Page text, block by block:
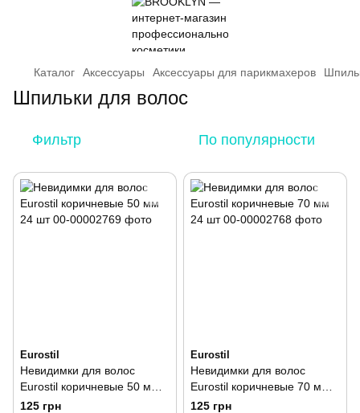
Каталог Аксессуары Аксессуары для парикмахеров
Шпильки для волос
Фильтр По популярности
Eurostil
Невидимки для волос
Eurostil коричневые 50 мм
24 шт
125 грн
Eurostil
Невидимки для волос
Eurostil коричневые 70 мм
24 шт
125 грн